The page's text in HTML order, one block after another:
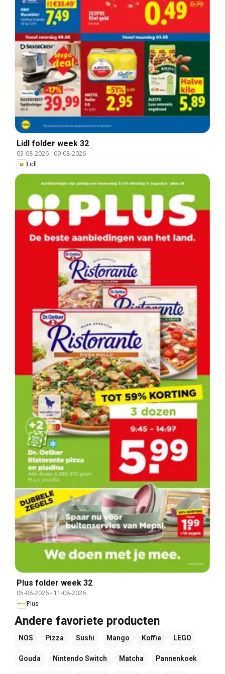
Lidl folder week 32
03-08-2026- 09-08-2026
Lidl
Plus folder week 32
05-08-2026- 11-08-2026
Plus
Andere favoriete producten
NOS Pizza Sushi Mango Koffie LEGO
Gouda Nintendo Switch Matcha Pannenkoek